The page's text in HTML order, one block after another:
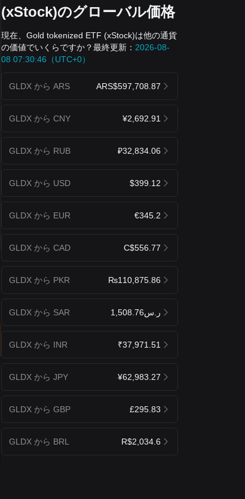
(xStock)のグローバル価格
現在、Gold tokenized ETF (xStock)は他の通貨
の価値でいくらですか？最終更新： 2026-08-
08 07:30:46（UTC+0）
GLDX から ARS ARS$597,708.87
GLDX から CNY ¥2,692.91
GLDX から RUB ₽32,834.06
GLDX から USD $399.12
GLDX から EUR €345.2
GLDX から CAD C$556.77
GLDX から PKR ₨110,875.86
GLDX から SAR ر.س1,508.76
GLDX から INR ₹37,971.51
GLDX から JPY ¥62,983.27
GLDX から GBP £295.83
GLDX から BRL R$2,034.6